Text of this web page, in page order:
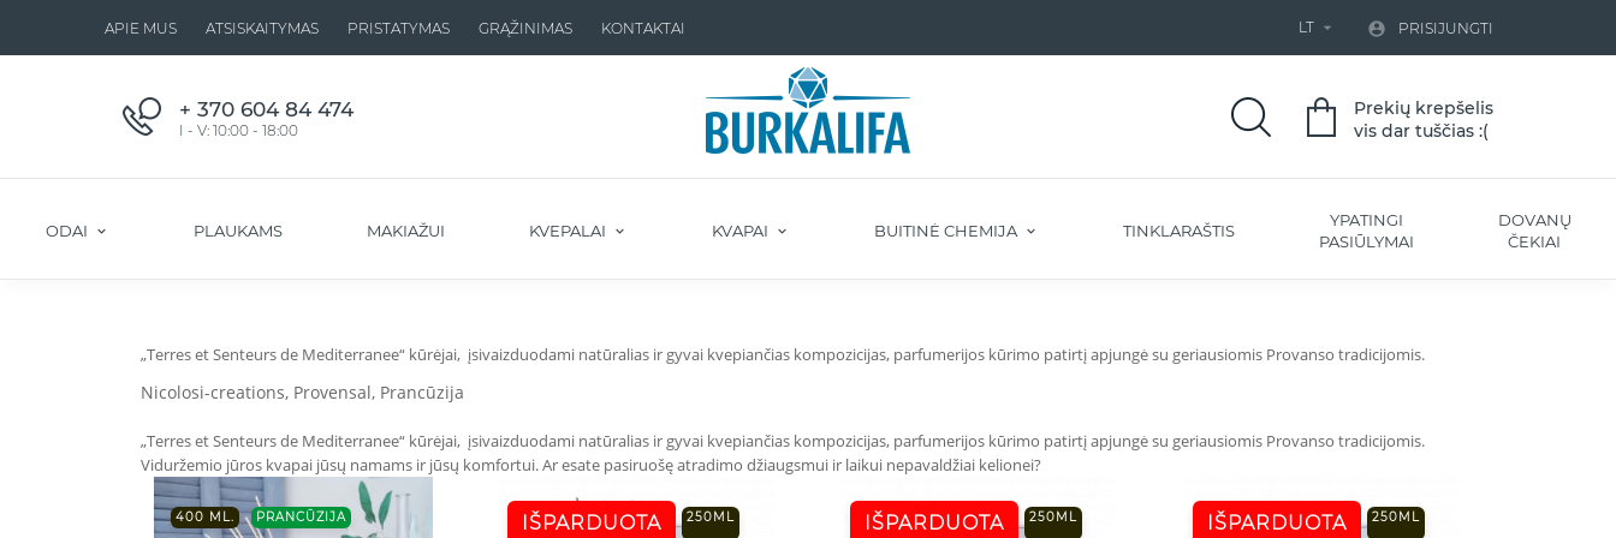
APIE MUS ATSISKAITYMAS PRISTATYMAS GRĄŽINIMAS KONTAKTAI LT   PRISIJUNGTI
+ 370 604 84 474
I - V: 10:00 - 18:00
Prekių krepšelis
vis dar tuščias :(
ODAI PLAUKAMS MAKIAŽUI KVEPALAI KVAPAI BUITINĖ CHEMIJA TINKLARAŠTIS
YPATINGI
PASIŪLYMAI
DOVANŲ
ČEKIAI
„Terres et Senteurs de Mediterranee“ kūrėjai, įsivaizduodami natūralias ir gyvai kvepiančias kompozicijas, parfumerijos kūrimo patirtį apjungė su geriausiomis Provanso tradicijomis.
Nicolosi-creations, Provensal, Prancūzija
„Terres et Senteurs de Mediterranee“ kūrėjai, įsivaizduodami natūralias ir gyvai kvepiančias kompozicijas, parfumerijos kūrimo patirtį apjungė su geriausiomis Provanso tradicijomis.
Viduržemio jūros kvapai jūsų namams ir jūsų komfortui. Ar esate pasiruošę atradimo džiaugsmui ir laikui nepavaldžiai kelionei?
400 ML. PRANCŪZIJA IŠPARDUOTA 250ML IŠPARDUOTA 250ML IŠPARDUOTA 250ML